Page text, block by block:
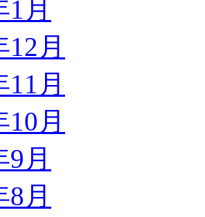
1月
月
月
月
9月
8月